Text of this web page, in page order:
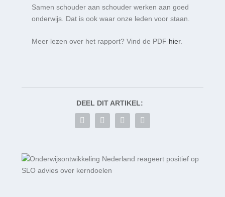
Samen schouder aan schouder werken aan goed
onderwijs. Dat is ook waar onze leden voor staan.
Meer lezen over het rapport? Vind de PDF hier.
DEEL DIT ARTIKEL: